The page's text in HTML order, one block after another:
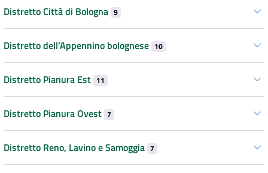
Distretto Città di Bologna 9
Distretto dell’Appennino bolognese 10
Distretto Pianura Est 11
Distretto Pianura Ovest 7
Distretto Reno, Lavino e Samoggia 7